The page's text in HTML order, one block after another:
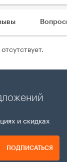
и скидках
ПОДПИСАТЬСЯ